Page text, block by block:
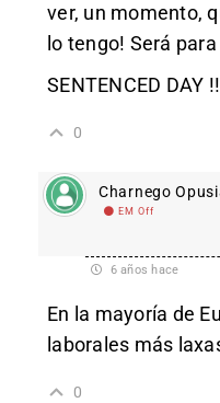
ver, un momento,
lo tengo! Será
SENTENCED DAY
0
Charnego
EM Off
6 años hace
En la mayoría de
laborales más
0